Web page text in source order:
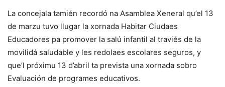
La concejala tamién recordó na Asamblea Xeneral qu’el 13
de marzu tuvo llugar la xornada Habitar Ciudaes
Educadores pa promover la salú infantil al traviés de la
movilidá saludable y les redolaes escolares seguros, y
que’l próximu 13 d’abril ta prevista una xornada sobro
Evaluación de programes educativos.